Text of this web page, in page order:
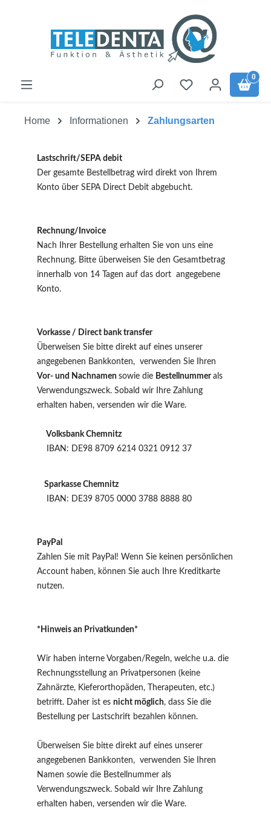
0
Home Informationen Zahlungsarten
Lastschrift/SEPA debit
Der gesamte Bestellbetrag wird direkt von Ihrem
Konto über SEPA Direct Debit abgebucht.
Rechnung/Invoice
Nach Ihrer Bestellung erhalten Sie von uns eine
Rechnung. Bitte überweisen Sie den Gesamtbetrag
innerhalb von 14 Tagen auf das dort angegebene
Konto.
Vorkasse / Direct bank transfer
Überweisen Sie bitte direkt auf eines unserer
angegebenen Bankkonten, verwenden Sie Ihren
Vor- und Nachnamen sowie die Bestellnummerals
Verwendungszweck. Sobald wir Ihre Zahlung
erhalten haben, versenden wir die Ware.
Volksbank Chemnitz
IBAN: DE98 8709 6214 0321 0912 37
Sparkasse Chemnitz
IBAN: DE39 8705 0000 3788 8888 80
PayPal
Zahlen Sie mit PayPal! Wenn Sie keinen persönlichen
Account haben, können Sie auch Ihre Kreditkarte
nutzen.
*Hinweis an Privatkunden*
Wir haben interne Vorgaben/Regeln, welche u.a. die
Rechnungsstellung an Privatpersonen (keine
Zahnärzte, Kieferorthopäden, Therapeuten, etc.)
betrifft. Daher ist es nicht möglich, dass Sie die
Bestellung per Lastschrift bezahlen können.
Überweisen Sie bitte direkt auf eines unserer
angegebenen Bankkonten, verwenden Sie Ihren
Namen sowie die Bestellnummer als
Verwendungszweck. Sobald wir Ihre Zahlung
erhalten haben, versenden wir die Ware.